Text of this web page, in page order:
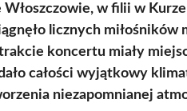
w filii w
licznych miłośników
koncertu miały
całości wyjątkowy
niezapomnianej